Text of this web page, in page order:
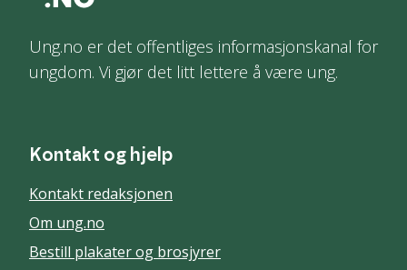
Ung.no er det offentliges informasjonskanal for
ungdom. Vi gjør det litt lettere å være ung.
Kontakt og hjelp
Kontakt redaksjonen
Om ung.no
Bestill plakater og brosjyrer